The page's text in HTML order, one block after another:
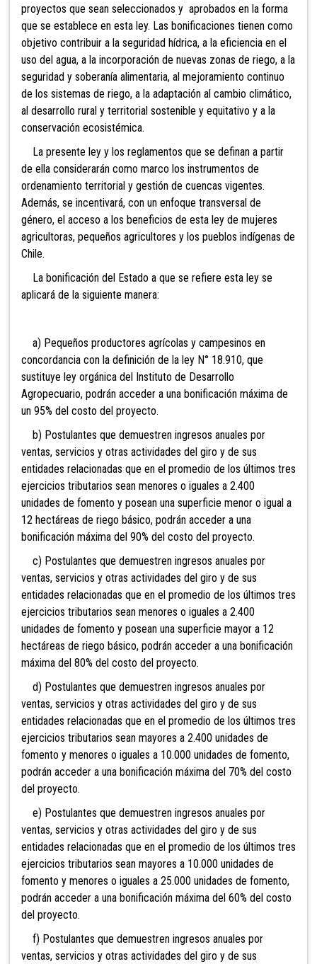
proyectos que sean seleccionados y aprobados en la forma
que se establece en esta ley. Las bonificaciones tienen como
objetivo contribuir a la seguridad hídrica, a la eficiencia en el
uso del agua, a la incorporación de nuevas zonas de riego, a la
seguridad y soberanía alimentaria, al mejoramiento continuo
de los sistemas de riego, a la adaptación al cambio climático,
al desarrollo rural y territorial sostenible y equitativo y a la
conservación ecosistémica.
La presente ley y los reglamentos que se definan a partir
de ella considerarán como marco los instrumentos de
ordenamiento territorial y gestión de cuencas vigentes.
Además, se incentivará, con un enfoque transversal de
género, el acceso a los beneficios de esta ley de mujeres
agricultoras, pequeños agricultores y los pueblos indígenas de
Chile.
La bonificación del Estado a que se refiere esta ley se
aplicará de la siguiente manera:
a) Pequeños productores agrícolas y campesinos en
concordancia con la definición de la ley N° 18.910, que
sustituye ley orgánica del Instituto de Desarrollo
Agropecuario, podrán acceder a una bonificación máxima de
un 95% del costo del proyecto.
b) Postulantes que demuestren ingresos anuales por
ventas, servicios y otras actividades del giro y de sus
entidades relacionadas que en el promedio de los últimos tres
ejercicios tributarios sean menores o iguales a 2.400
unidades de fomento y posean una superficie menor o igual a
12 hectáreas de riego básico, podrán acceder a una
bonificación máxima del 90% del costo del proyecto.
c) Postulantes que demuestren ingresos anuales por
ventas, servicios y otras actividades del giro y de sus
entidades relacionadas que en el promedio de los últimos tres
ejercicios tributarios sean menores o iguales a 2.400
unidades de fomento y posean una superficie mayor a 12
hectáreas de riego básico, podrán acceder a una bonificación
máxima del 80% del costo del proyecto.
d) Postulantes que demuestren ingresos anuales por
ventas, servicios y otras actividades del giro y de sus
entidades relacionadas que en el promedio de los últimos tres
ejercicios tributarios sean mayores a 2.400 unidades de
fomento y menores o iguales a 10.000 unidades de fomento,
podrán acceder a una bonificación máxima del 70% del costo
del proyecto.
e) Postulantes que demuestren ingresos anuales por
ventas, servicios y otras actividades del giro y de sus
entidades relacionadas que en el promedio de los últimos tres
ejercicios tributarios sean mayores a 10.000 unidades de
fomento y menores o iguales a 25.000 unidades de fomento,
podrán acceder a una bonificación máxima del 60% del costo
del proyecto.
f) Postulantes que demuestren ingresos anuales por
ventas, servicios y otras actividades del giro y de sus